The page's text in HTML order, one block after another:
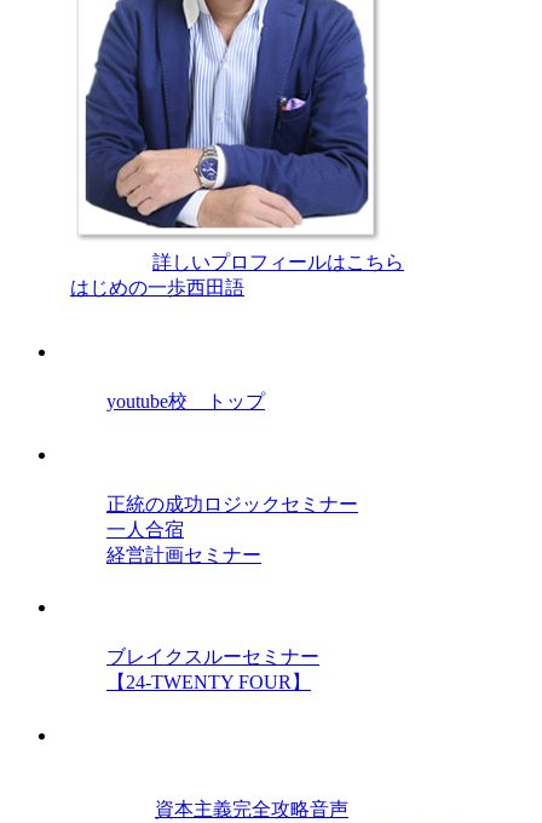
詳しいプロフィールはこちら
はじめの一歩西田語
youtube校 トップ
正統の成功ロジックセミナー
一人合宿
経営計画セミナー
ブレイクスルーセミナー
【24-TWENTY FOUR】
資本主義完全攻略音声